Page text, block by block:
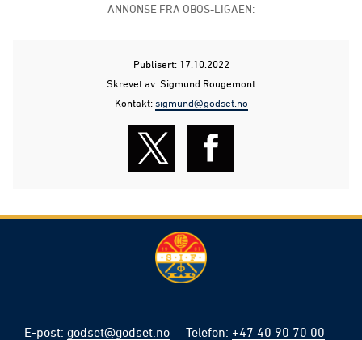
ANNONSE FRA OBOS-LIGAEN:
Publisert: 17.10.2022
Skrevet av: Sigmund Rougemont
Kontakt:sigmund@godset.no
E-post: godset@godset.no Telefon: +47 40 90 70 00